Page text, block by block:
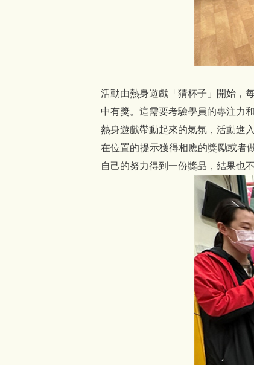
活動由熱身遊戲「猜杯子」開始，
中有獎。這需要考驗學員的專注力
熱身遊戲帶動起來的氣氛，活動進
在位置的提示獲得相應的獎勵或者
自己的努力得到一份獎品，結果也